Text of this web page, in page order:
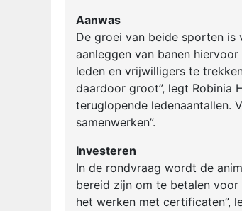
Aanwas
De groei van beide sporten
aanleggen van banen
leden en vrijwilligers te
daardoor groot”, legt Robinia
teruglopende ledenaantallen.
samenwerken”.
Investeren
In de rondvraag wordt de
bereid zijn om te betalen voor
het werken met certificaten”,